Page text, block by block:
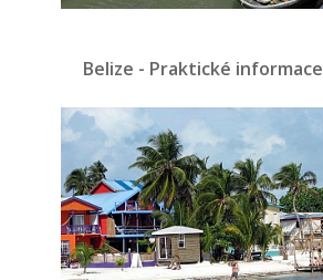
Belize - Praktické informace